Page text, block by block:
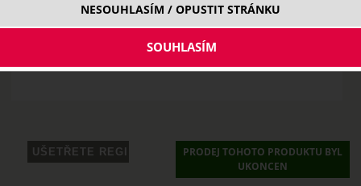
PRODEJ TOHOTO PRODUKTU BYL
UKONCEN
NESOUHLASÍM / OPUSTIT STRÁNKU